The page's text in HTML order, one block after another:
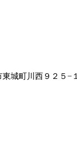
城町川西９２５−１